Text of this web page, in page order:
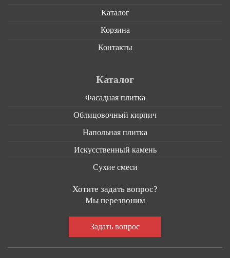
Каталог
Корзина
Контакты
Каталог
Фасадная плитка
Облицовочный кирпич
Напольная плитка
Искусственный камень
Сухие смеси
Хотите задать вопрос?
Мы перезвоним